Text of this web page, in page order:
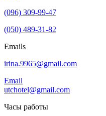
(096) 309-99-47
(050) 489-31-82
Emails
irina.9965@gmail.com
Email
utchotel@gmail.com
Часы работы